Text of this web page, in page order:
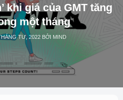
khi giá của GMT tăng
một tháng
TƯ, 2022 BỞI MIND